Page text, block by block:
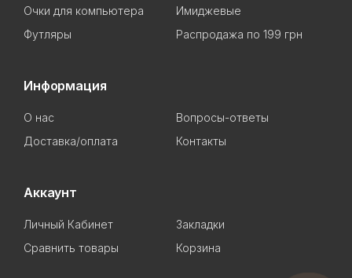
Очки для компьютера
Имиджевые
Футляры
Распродажа по 199 грн
Информация
О нас
Вопросы-ответы
Доставка/оплата
Контакты
Аккаунт
Личный Кабинет
Закладки
Сравнить товары
Корзина